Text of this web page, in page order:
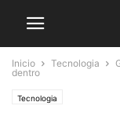
Inicio Tecnologia
dentro
Tecnologia